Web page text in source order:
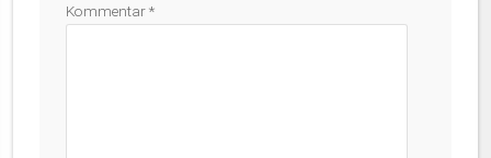
Kommentar*